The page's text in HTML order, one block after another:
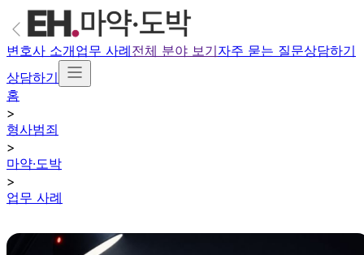
변호사 소개업무 사례전체 분야 보기자주 묻는 질문상담하기
상담하기
홈
>
형사범죄
>
마약·도박
>
업무 사례